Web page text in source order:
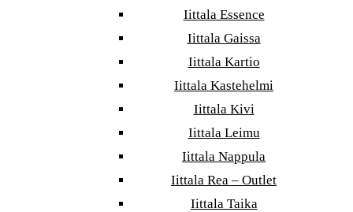
Iittala Essence
Iittala Gaissa
Iittala Kartio
Iittala Kastehelmi
Iittala Kivi
Iittala Leimu
Iittala Nappula
Iittala Rea – Outlet
Iittala Taika